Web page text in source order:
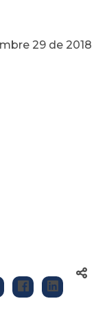
29 de 2018